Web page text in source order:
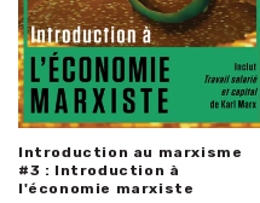
Introduction au marxisme
#3 : Introduction à
l'économie marxiste